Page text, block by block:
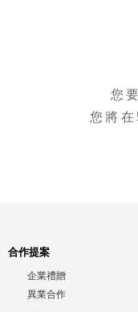
您
您將
合作提案
企業禮贈
異業合作